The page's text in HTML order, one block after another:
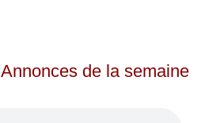
Annonces de la semaine